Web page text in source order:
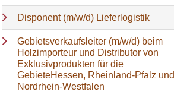
Disponent (m/w/d) Lieferlogistik
Gebietsverkaufsleiter (m/w/d) beim
Holzimporteur und Distributor von
Exklusivprodukten für die
GebieteHessen, Rheinland-Pfalz und
Nordrhein-Westfalen